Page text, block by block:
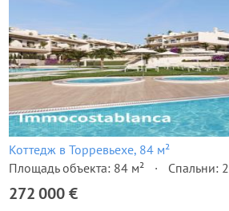
Коттедж в Торревьехе, 84 м²
Площадь объекта: 84 м²
Спальни: 2
272 000 €